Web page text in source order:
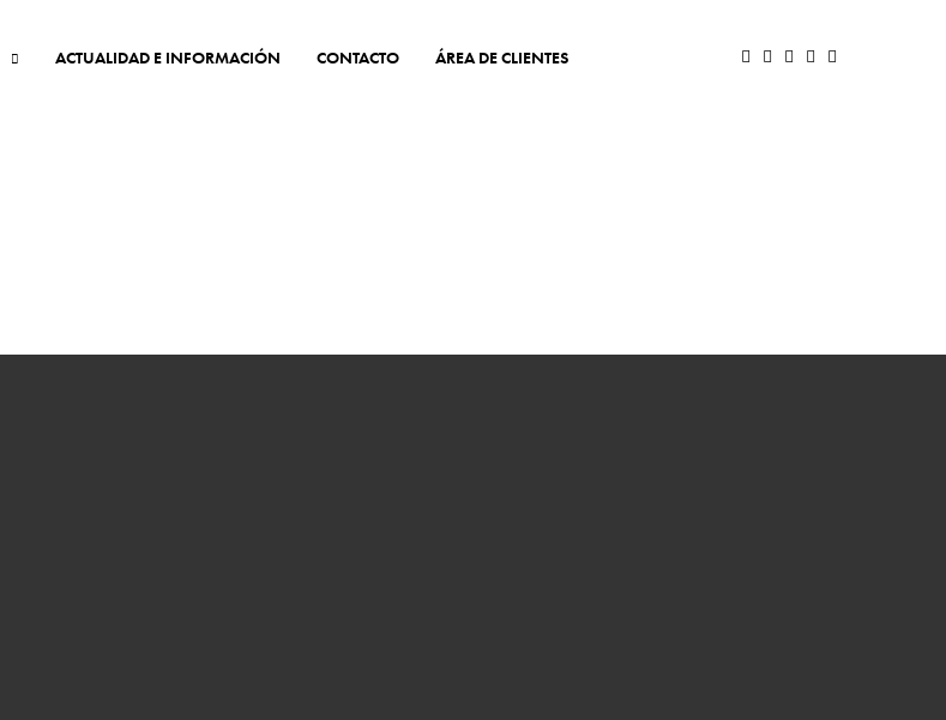
ACTUALIDAD E INFORMACIÓN CONTACTO ÁREA DE CLIENTES